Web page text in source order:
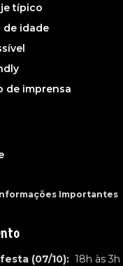
típico
de idade
de imprensa
Importantes
(07/10): 18h às 3h